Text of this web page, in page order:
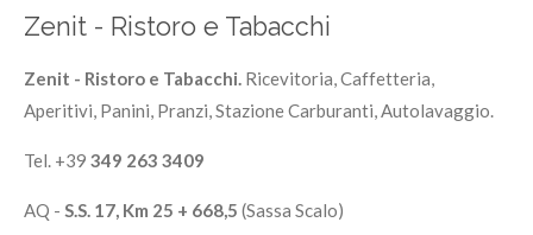
Zenit - Ristoro e Tabacchi
Zenit - Ristoro e Tabacchi. Ricevitoria, Caffetteria,
Aperitivi, Panini, Pranzi, Stazione Carburanti, Autolavaggio.
Tel. +39 349 263 3409
AQ - S.S. 17, Km 25 + 668,5 (Sassa Scalo)